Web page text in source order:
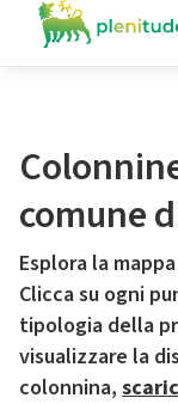
comune
Esplora la
Clicca su ogni
tipologia della
visualizzare la
colonnina,